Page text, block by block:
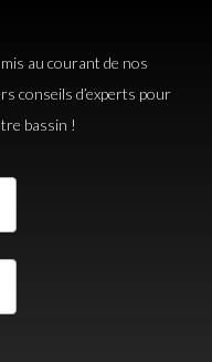
au courant de nos
conseils d’experts pour
bassin !